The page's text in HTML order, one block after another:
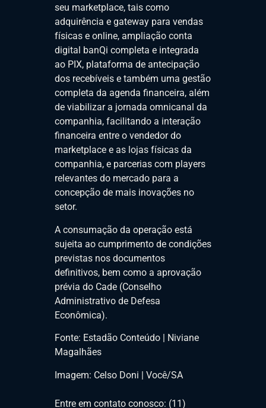
seu marketplace, tais como
adquirência e gateway para vendas
físicas e online, ampliação conta
digital banQi completa e integrada
ao PIX, plataforma de antecipação
dos recebíveis e também uma gestão
completa da agenda financeira, além
de viabilizar a jornada omnicanal da
companhia, facilitando a interação
financeira entre o vendedor do
marketplace e as lojas físicas da
companhia, e parcerias com players
relevantes do mercado para a
concepção de mais inovações no
setor.
A consumação da operação está
sujeita ao cumprimento de condições
previstas nos documentos
definitivos, bem como a aprovação
prévia do Cade (Conselho
Administrativo de Defesa
Econômica).
Fonte: Estadão Conteúdo | Niviane
Magalhães
Imagem: Celso Doni | Você/SA
Entre em contato conosco: (11)